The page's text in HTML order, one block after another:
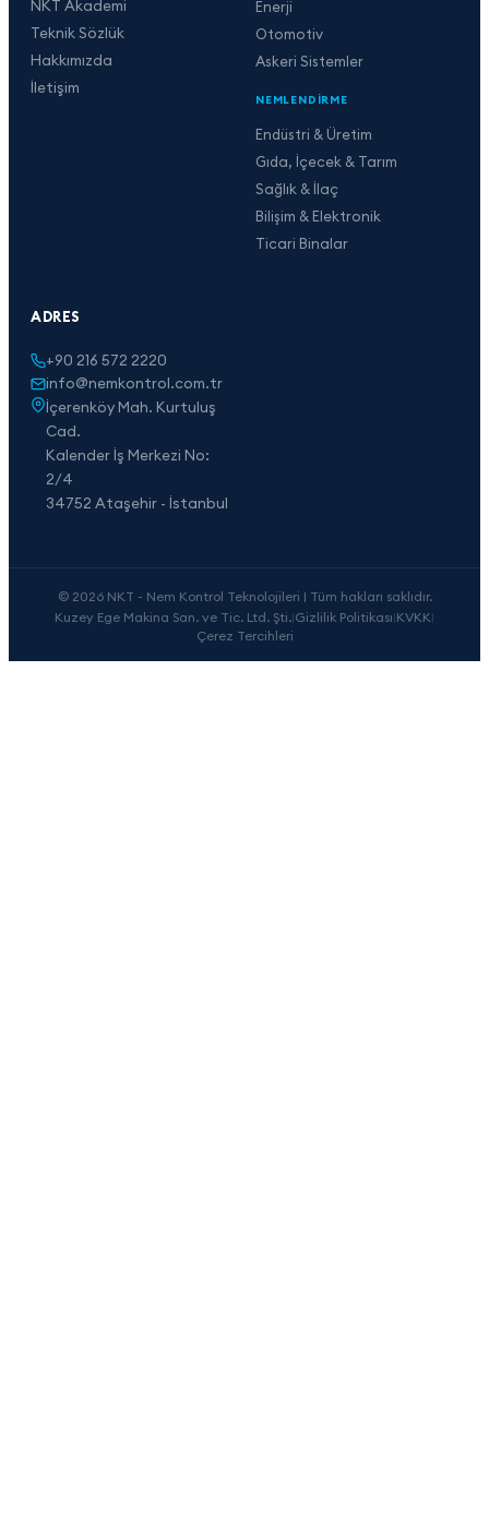
NKT Akademi
Teknik Sözlük
Hakkımızda
İletişim
Enerji
Otomotiv
Askeri Sistemler
NEMLENDIRME
Endüstri & Üretim
Gıda, İçecek & Tarım
Sağlık & İlaç
Bilişim & Elektronik
Ticari Binalar
ADRES
+90 216 572 2220
info@nemkontrol.com.tr
İçerenköy Mah. Kurtuluş
Cad.
Kalender İş Merkezi No:
2/4
34752 Ataşehir - İstanbul
© 2026 NKT - Nem Kontrol Teknolojileri | Tüm hakları saklıdır.
Kuzey Ege Makina San. ve Tic. Ltd. Şti.|Gizlilik Politikası|KVKK|
Çerez Tercihleri